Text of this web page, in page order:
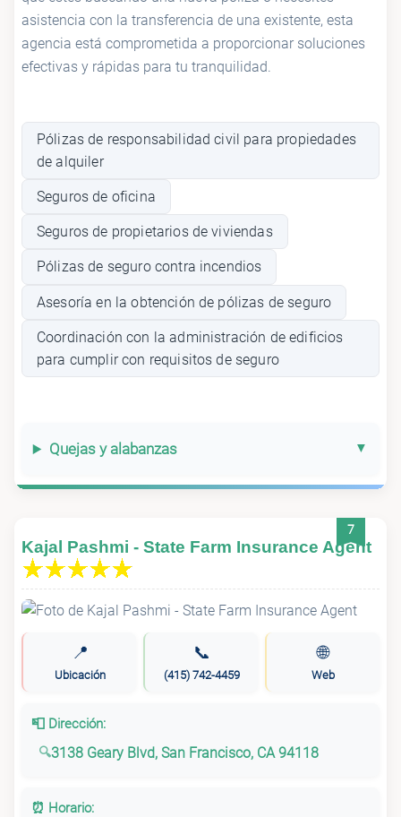
asistencia con la transferencia de una existente, esta
agencia está comprometida a proporcionar soluciones
efectivas y rápidas para tu tranquilidad.
Pólizas de responsabilidad civil para propiedades
de alquiler
Seguros de oficina
Seguros de propietarios de viviendas
Pólizas de seguro contra incendios
Asesoría en la obtención de pólizas de seguro
Coordinación con la administración de edificios
para cumplir con requisitos de seguro
Quejas y alabanzas
7
Kajal Pashmi - State Farm Insurance Agent
📍
Ubicación
📞
(415) 742-4459
🌐
Web
📮 Dirección:
3138 Geary Blvd, San Francisco, CA 94118
⏰ Horario: